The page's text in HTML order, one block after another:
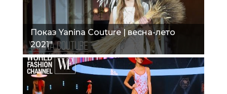
Показ Yanina Couture | весна-лето
2021"